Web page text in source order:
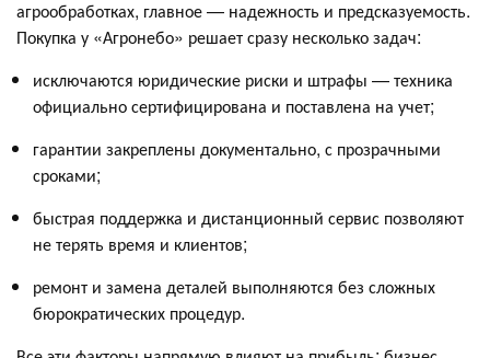
агрообработках, главное — надежность и предсказуемость.
Покупка у «Агронебо» решает сразу несколько задач:
исключаются юридические риски и штрафы — техника
официально сертифицирована и поставлена на учет;
гарантии закреплены документально, с прозрачными
сроками;
быстрая поддержка и дистанционный сервис позволяют
не терять время и клиентов;
ремонт и замена деталей выполняются без сложных
бюрократических процедур.